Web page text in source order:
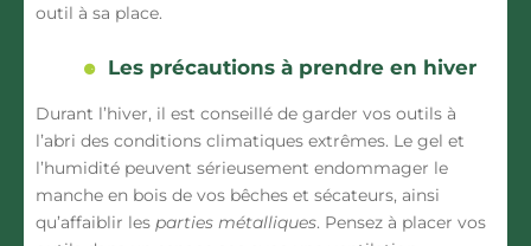
outil à sa place.
Les précautions à prendre en hiver
Durant l’hiver, il est conseillé de garder vos outils à
l’abri des conditions climatiques extrêmes. Le gel et
l’humidité peuvent sérieusement endommager le
manche en bois de vos bêches et sécateurs, ainsi
qu’affaiblir les parties métalliques. Pensez à placer vos